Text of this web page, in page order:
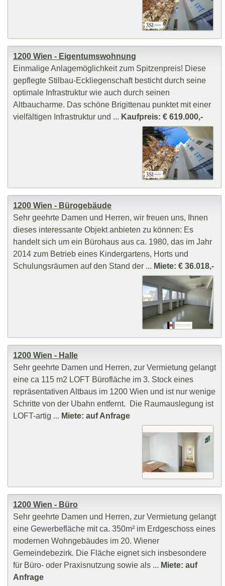
1200 Wien - Eigentumswohnung
Einmalige Anlagemöglichkeit zum Spitzenpreis! Diese
gepflegte Stilbau-Eckliegenschaft besticht durch seine
optimale Infrastruktur wie auch durch seinen
Altbaucharme. Das schöne Brigittenau punktet mit einer
vielfältigen Infrastruktur und ... Kaufpreis: € 619.000,-
1200 Wien - Bürogebäude
Sehr geehrte Damen und Herren, wir freuen uns, Ihnen
dieses interessante Objekt anbieten zu können: Es
handelt sich um ein Bürohaus aus ca. 1980, das im Jahr
2014 zum Betrieb eines Kindergartens, Horts und
Schulungsräumen auf den Stand der ... Miete: € 36.018,-
1200 Wien - Halle
Sehr geehrte Damen und Herren, zur Vermietung gelangt
eine ca 115 m2 LOFT Bürofläche im 3. Stock eines
repräsentativen Altbaus im 1200 Wien und ist nur wenige
Schritte von der Ubahn entfernt. Die Raumauslegung ist
LOFT-artig ... Miete: auf Anfrage
1200 Wien - Büro
Sehr geehrte Damen und Herren, zur Vermietung gelangt
eine Gewerbefläche mit ca. 350m² im Erdgeschoss eines
modernen Wohngebäudes im 20. Wiener
Gemeindebezirk. Die Fläche eignet sich insbesondere
für Büro- oder Praxisnutzung sowie als ... Miete: auf
Anfrage